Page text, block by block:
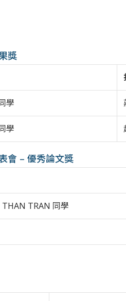
獎
學
學
會 – 優秀論文獎
TRAN 同學